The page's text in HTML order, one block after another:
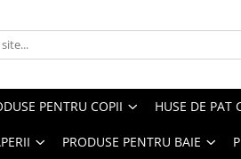
PENTRU COPII HUSE DE PAT
PRODUSE PENTRU BAIE